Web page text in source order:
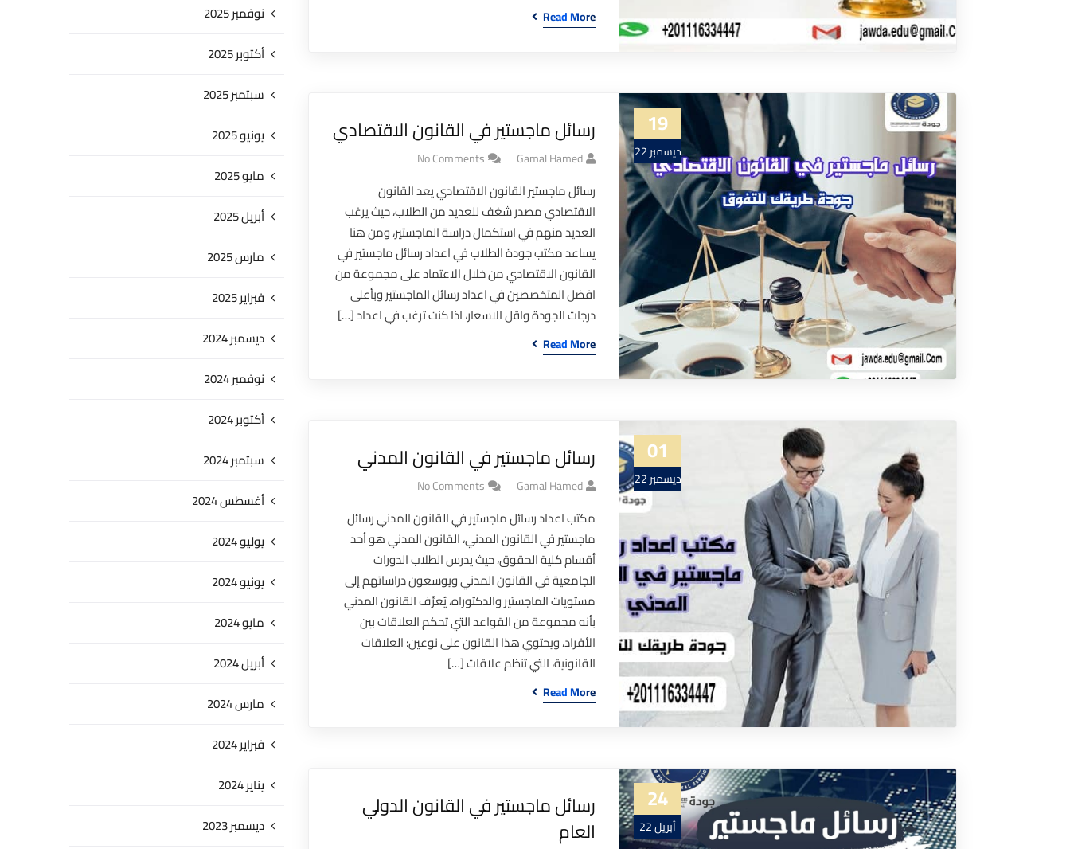
Read More
19
ديسمبر 22
رسائل ماجستير في القانون الاقتصادي
Gamal Hamed
No Comments
رسائل ماجستير القانون الاقتصادي يعد القانون
الاقتصادي مصدر شغف للعديد من الطلاب، حيث يرغب
العديد منهم في استكمال دراسة الماجستير، ومن هنا
يساعد مكتب جودة الطلاب في اعداد رسائل ماجستير في
القانون الاقتصادي من خلال الاعتماد على مجموعة من
افضل المتخصصين في اعداد رسائل الماجستير وبأعلى
درجات الجودة واقل الاسعار، اذا كنت ترغب في اعداد […]
Read More
01
ديسمبر 22
رسائل ماجستير في القانون المدني
Gamal Hamed
No Comments
مكتب اعداد رسائل ماجستير في القانون المدني رسائل
ماجستير في القانون المدني، القانون المدني هو أحد
أقسام كلية الحقوق، حيث يدرس الطلاب الدورات
الجامعية في القانون المدني ويوسعون دراساتهم إلى
مستويات الماجستير والدكتوراه، يُعرَّف القانون المدني
بأنه مجموعة من القواعد التي تحكم العلاقات بين
الأفراد، ويحتوي هذا القانون على نوعين: العلاقات
القانونية، التي تنظم علاقات […]
Read More
24
أبريل 22
رسائل ماجستير في القانون الدولي
العام
نوفمبر 2025
أكتوبر 2025
سبتمبر 2025
يونيو 2025
مايو 2025
أبريل 2025
مارس 2025
فبراير 2025
ديسمبر 2024
نوفمبر 2024
أكتوبر 2024
سبتمبر 2024
أغسطس 2024
يوليو 2024
يونيو 2024
مايو 2024
أبريل 2024
مارس 2024
فبراير 2024
يناير 2024
ديسمبر 2023